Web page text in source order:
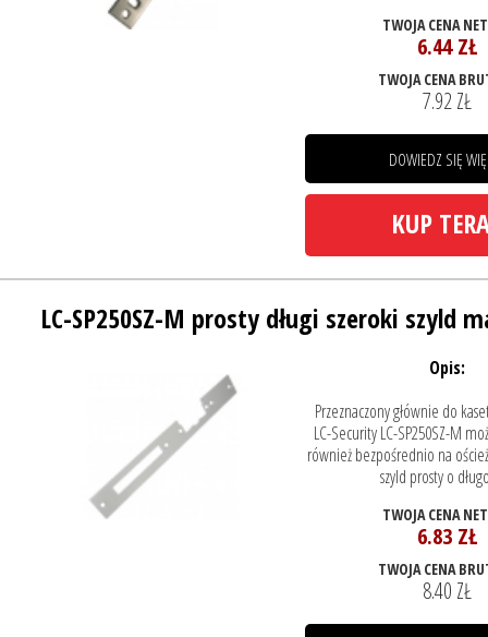
TWOJA CENA
6.44 ZŁ
TWOJA CENA
7.92 ZŁ
DOWIEDZ SIĘ
KUP
LC-SP250SZ-M prosty długi szeroki szyld
Opis:
Przeznaczony głównie do
LC-Security LC-SP250SZ-M
również bezpośrednio na
szyld prosty o
TWOJA CENA
6.83 ZŁ
TWOJA CENA
8.40 ZŁ